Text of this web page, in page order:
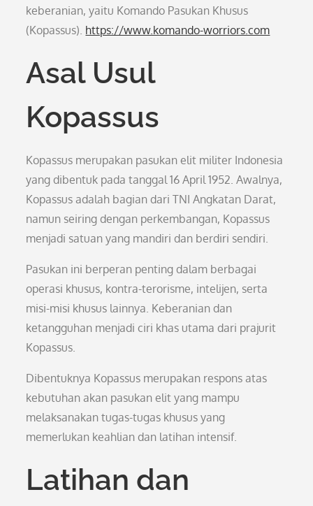
keberanian, yaitu Komando Pasukan Khusus
(Kopassus). https://www.komando-worriors.com
Asal Usul
Kopassus
Kopassus merupakan pasukan elit militer Indonesia
yang dibentuk pada tanggal 16 April 1952. Awalnya,
Kopassus adalah bagian dari TNI Angkatan Darat,
namun seiring dengan perkembangan, Kopassus
menjadi satuan yang mandiri dan berdiri sendiri.
Pasukan ini berperan penting dalam berbagai
operasi khusus, kontra-terorisme, intelijen, serta
misi-misi khusus lainnya. Keberanian dan
ketangguhan menjadi ciri khas utama dari prajurit
Kopassus.
Dibentuknya Kopassus merupakan respons atas
kebutuhan akan pasukan elit yang mampu
melaksanakan tugas-tugas khusus yang
memerlukan keahlian dan latihan intensif.
Latihan dan